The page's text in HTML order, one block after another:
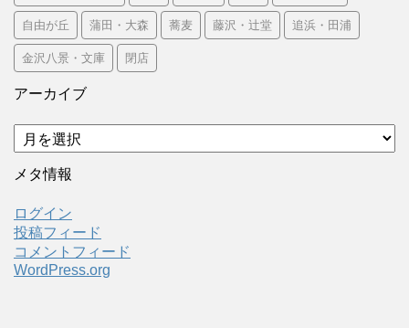
自由が丘 蒲田・大森 蕎麦 藤沢・辻堂 追浜・田浦
金沢八景・文庫 閉店
アーカイブ
ア
ー
カ
ブ
メタ情報
ログイン
投稿フィード
コメントフィード
WordPress.org